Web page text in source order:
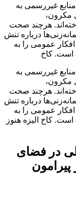
غیررسمی به
مکرون،
هرچند صحت
درباره تنش
عمومی را به
کاخ
غیررسمی به
مکرون،
هرچند صحت
درباره تنش
عمومی را به
کاخ الیزه هنوز
در فضای